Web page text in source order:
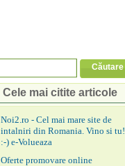
Cele mai citite articole
Noi2.ro - Cel mai mare site de
intalniri din Romania. Vino si tu!
:-) e-Volueaza
Oferte promovare online